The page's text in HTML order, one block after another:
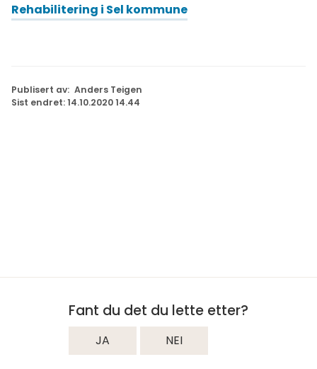
Rehabilitering i Sel kommune
Publisert av Anders Teigen
Sist endret 14.10.2020 14.44
Fant du det du lette etter?
JA NEI